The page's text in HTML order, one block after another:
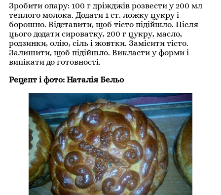
Зробити опару: 100 г дріжджів розвести у 200 мл
теплого молока. Додати 1 ст. ложку цукру і
борошно. Відставити, щоб тісто підійшло. Після
цього додати сироватку, 200 г цукру, масло,
родзинки, олію, сіль і жовтки. Замісити тісто.
Залишити, щоб підійшло. Викласти у форми і
випікати до готовності.
Рецепт і фото: Наталія Бельо